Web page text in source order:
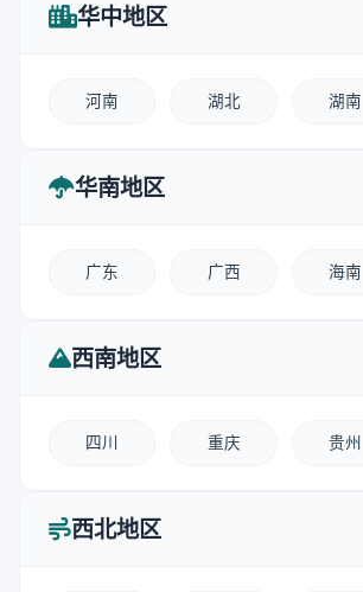
华中地区
河南 湖北 湖南
华南地区
广东 广西 海南
西南地区
四川 重庆 贵州
西北地区